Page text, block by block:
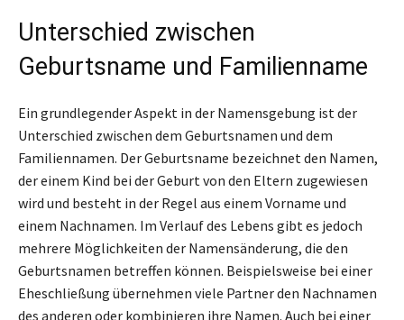
Unterschied zwischen
Geburtsname und Familienname
Ein grundlegender Aspekt in der Namensgebung ist der
Unterschied zwischen dem Geburtsnamen und dem
Familiennamen. Der Geburtsname bezeichnet den Namen,
der einem Kind bei der Geburt von den Eltern zugewiesen
wird und besteht in der Regel aus einem Vorname und
einem Nachnamen. Im Verlauf des Lebens gibt es jedoch
mehrere Möglichkeiten der Namensänderung, die den
Geburtsnamen betreffen können. Beispielsweise bei einer
Eheschließung übernehmen viele Partner den Nachnamen
des anderen oder kombinieren ihre Namen. Auch bei einer